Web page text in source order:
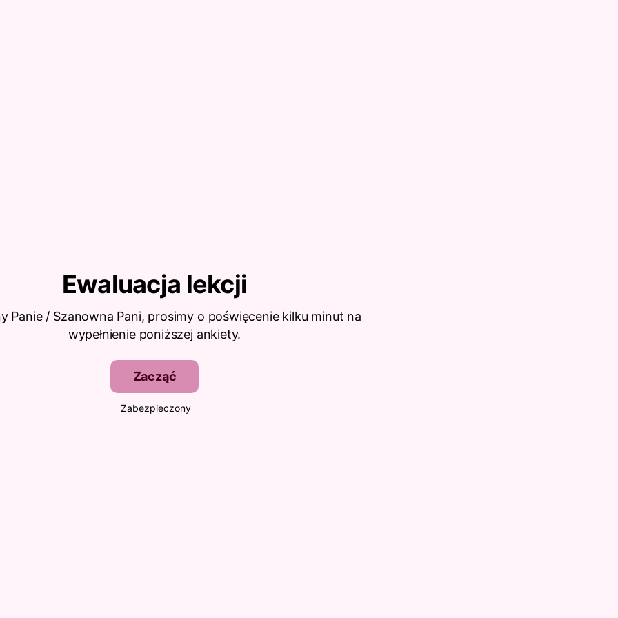
Ewaluacja lekcji
Panie / Szanowna Pani, prosimy o poświęcenie kilku minut na
wypełnienie poniższej ankiety.
Zacząć
Zabezpieczony